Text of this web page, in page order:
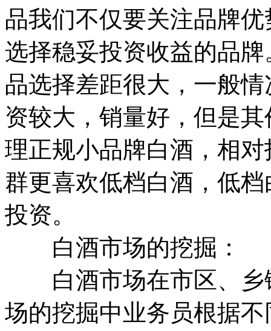
品我们不仅要关注品牌
选择稳妥投资收益的品
品选择差距很大，一般
资较大，销量好，但是
理正规小品牌白酒，相
群更喜欢低档白酒，低
投资。
白酒市场的挖掘：
白酒市场在市区、乡
场的挖掘中业务员根据